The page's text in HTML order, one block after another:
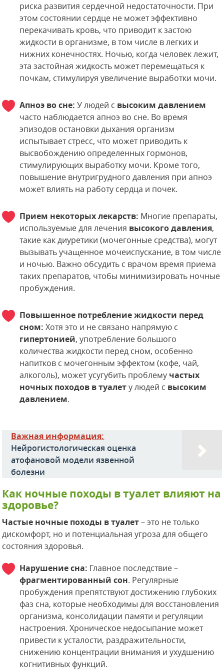
риска развития сердечной недостаточности. При
этом состоянии сердце не может эффективно
перекачивать кровь, что приводит к застою
жидкости в организме, в том числе в легких и
нижних конечностях. Ночью, когда человек лежит,
эта застойная жидкость может перемещаться к
почкам, стимулируя увеличение выработки мочи.
Апноэ во сне: У людей с высоким давлением
часто наблюдается апноэ во сне. Во время
эпизодов остановки дыхания организм
испытывает стресс, что может приводить к
высвобождению определенных гормонов,
стимулирующих выработку мочи. Кроме того,
повышение внутригрудного давления при апноэ
может влиять на работу сердца и почек.
Прием некоторых лекарств: Многие препараты,
используемые для лечения высокого давления,
такие как диуретики (мочегонные средства), могут
вызывать учащенное мочеиспускание, в том числе
и ночью. Важно обсудить с врачом время приема
таких препаратов, чтобы минимизировать ночные
пробуждения.
Повышенное потребление жидкости перед
сном: Хотя это и не связано напрямую с
гипертонией, употребление большого
количества жидкости перед сном, особенно
напитков с мочегонным эффектом (кофе, чай,
алкоголь), может усугубить проблему частых
ночных походов в туалету людей с высоким
давлением.
Важная информация:
Нейрогистологическая оценка
атофановой модели язвенной
болезни
Как ночные походы в туалет влияют на
здоровье?
Частые ночные походы в туалет– это не только
дискомфорт, но и потенциальная угроза для общего
состояния здоровья.
Нарушение сна: Главное последствие –
фрагментированный сон. Регулярные
пробуждения препятствуют достижению глубоких
фаз сна, которые необходимы для восстановления
организма, консолидации памяти и регуляции
настроения. Хроническое недосыпание может
привести к усталости, раздражительности,
снижению концентрации внимания и ухудшению
когнитивных функций.